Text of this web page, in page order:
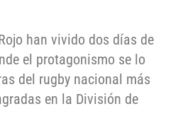
han vivido dos días de
el protagonismo se lo
del rugby nacional más
en la División de